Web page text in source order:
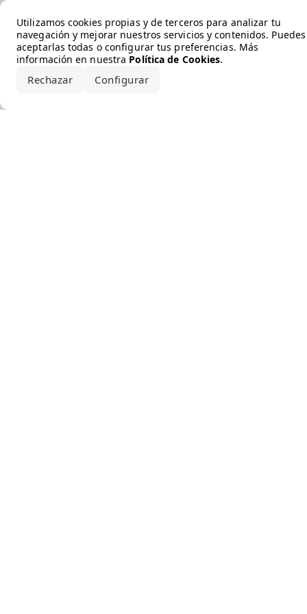
Utilizamos cookies propias y de terceros para analizar tu
navegación y mejorar nuestros servicios y contenidos. Puedes
aceptarlas todas o configurar tus preferencias. Más
información en nuestra Política de Cookies.
Rechazar Configurar
Error loading the brand